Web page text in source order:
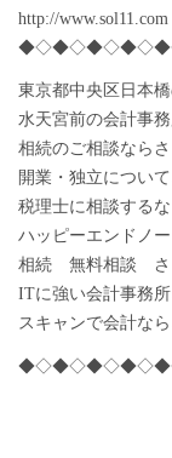
http://www.sol11.com
東京都中央区日本
水天宮前の会計事
相続のご相談なら
開業・独立につい
税理士に相談する
ハッピーエンドノ
相続 無料相談 さ
ITに強い会計事務
スキャンで会計な